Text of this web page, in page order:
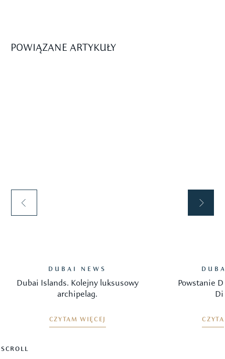
POWIĄZANE ARTYKUŁY
DUBAI NEWS
Dubai Islands. Kolejny luksusowy
archipelag.
CZYTAM WIĘCEJ
Powstanie
SCROLL